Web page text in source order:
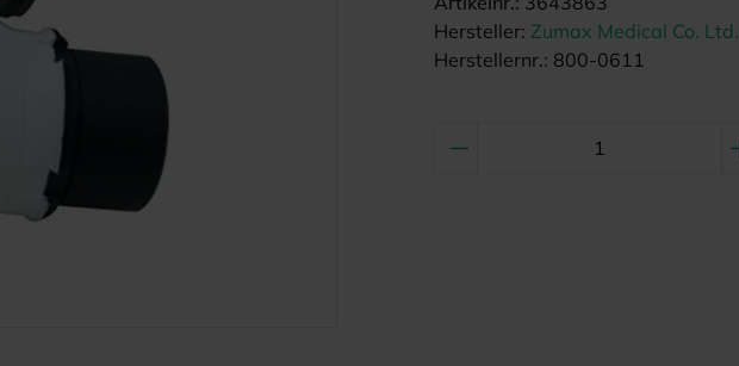
Hersteller: Zumax Medical Co. Ltd.
Herstellernr.: 800-0611